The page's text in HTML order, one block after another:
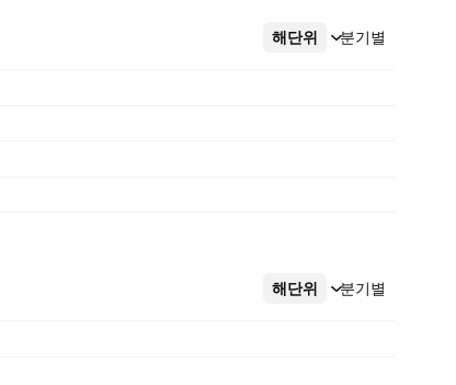
해단위 분기별
더보기
해단위 분기별
더보기